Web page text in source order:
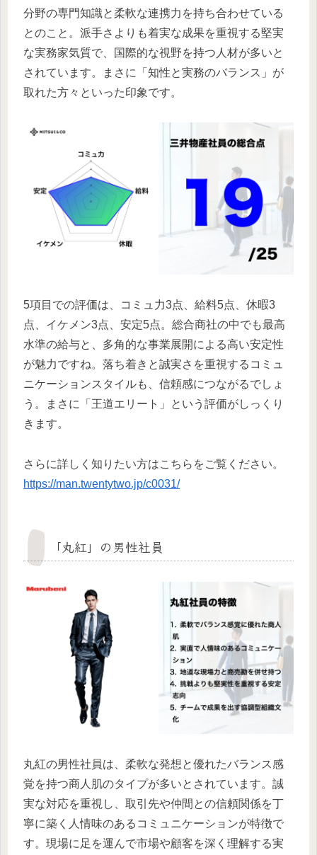
分野の専門知識と柔軟な連携力を持ち合わせている
とのこと。派手さよりも着実な成果を重視する堅実
な実務家気質で、国際的な視野を持つ人材が多いと
されています。まさに「知性と実務のバランス」が
取れた方々といった印象です。
5項目での評価は、コミュ力3点、給料5点、休暇3
点、イケメン3点、安定5点。総合商社の中でも最高
水準の給与と、多角的な事業展開による高い安定性
が魅力ですね。落ち着きと誠実さを重視するコミュ
ニケーションスタイルも、信頼感につながるでしょ
う。まさに「王道エリート」という評価がしっくり
きます。
さらに詳しく知りたい方はこちらをご覧ください。
https://man.twentytwo.jp/c0031/
「丸紅」の男性社員
丸紅の男性社員は、柔軟な発想と優れたバランス感
覚を持つ商人肌のタイプが多いとされています。誠
実な対応を重視し、取引先や仲間との信頼関係を丁
寧に築く人情味のあるコミュニケーションが特徴で
す。現場に足を運んで市場や顧客を深く理解する実